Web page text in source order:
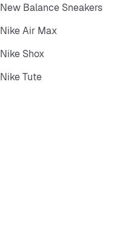
New Balance Sneakers
Nike Air Max
Nike Shox
Nike Tute